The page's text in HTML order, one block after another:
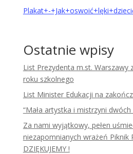
Plakat+-
Ostatnie wpisy
List Prezydenta m.st. Warszawy
roku szkolnego
List Minister Edukacji na
“Mała artystka i mistrzyni dwóch
Za nami wyjątkowy, pełen
niezapomnianych wrażeń Piknik
DZIĘKUJEMY !